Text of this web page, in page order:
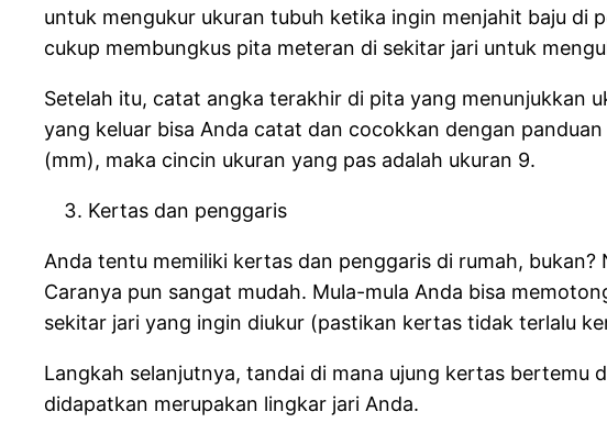
untuk mengukur ukuran tubuh ketika ingin menjahit baju di
cukup membungkus pita meteran di sekitar jari untuk
Setelah itu, catat angka terakhir di pita yang menunjukkan
yang keluar bisa Anda catat dan cocokkan dengan
(mm), maka cincin ukuran yang pas adalah ukuran 9.
Kertas dan penggaris
Anda tentu memiliki kertas dan penggaris di rumah,
Caranya pun sangat mudah. Mula-mula Anda bisa
sekitar jari yang ingin diukur (pastikan kertas tidak terlalu
Langkah selanjutnya, tandai di mana ujung kertas bertemu
didapatkan merupakan lingkar jari Anda.